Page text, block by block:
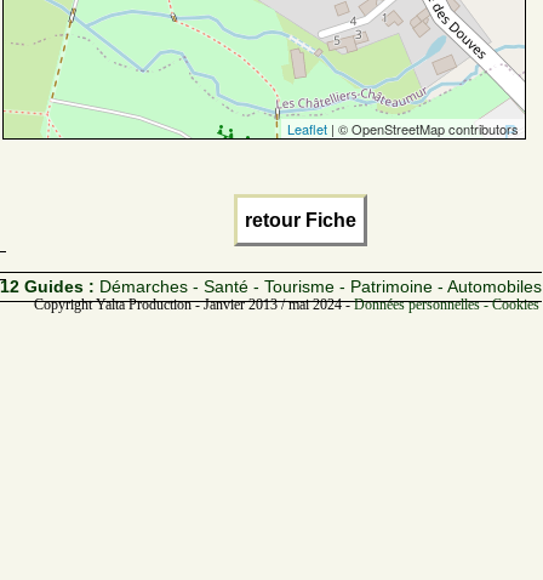
Leaflet | © OpenStreetMap contributors
retour Fiche
12 Guides : Démarches - Santé - Tourisme - Patrimoine - Automobiles
Copyright Yalta Production - Janvier 2013 / mai 2024 -Données personnelles -